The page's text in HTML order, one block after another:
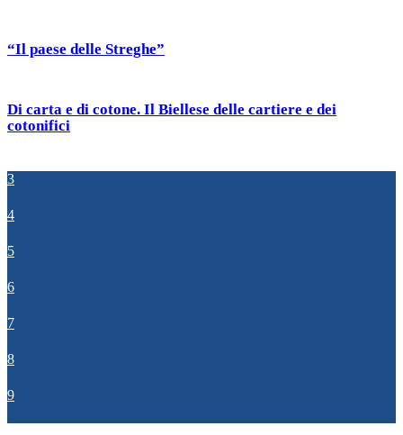
“Il paese delle Streghe”
Di carta e di cotone. Il Biellese delle cartiere e dei
cotonifici
3
4
5
6
7
8
9